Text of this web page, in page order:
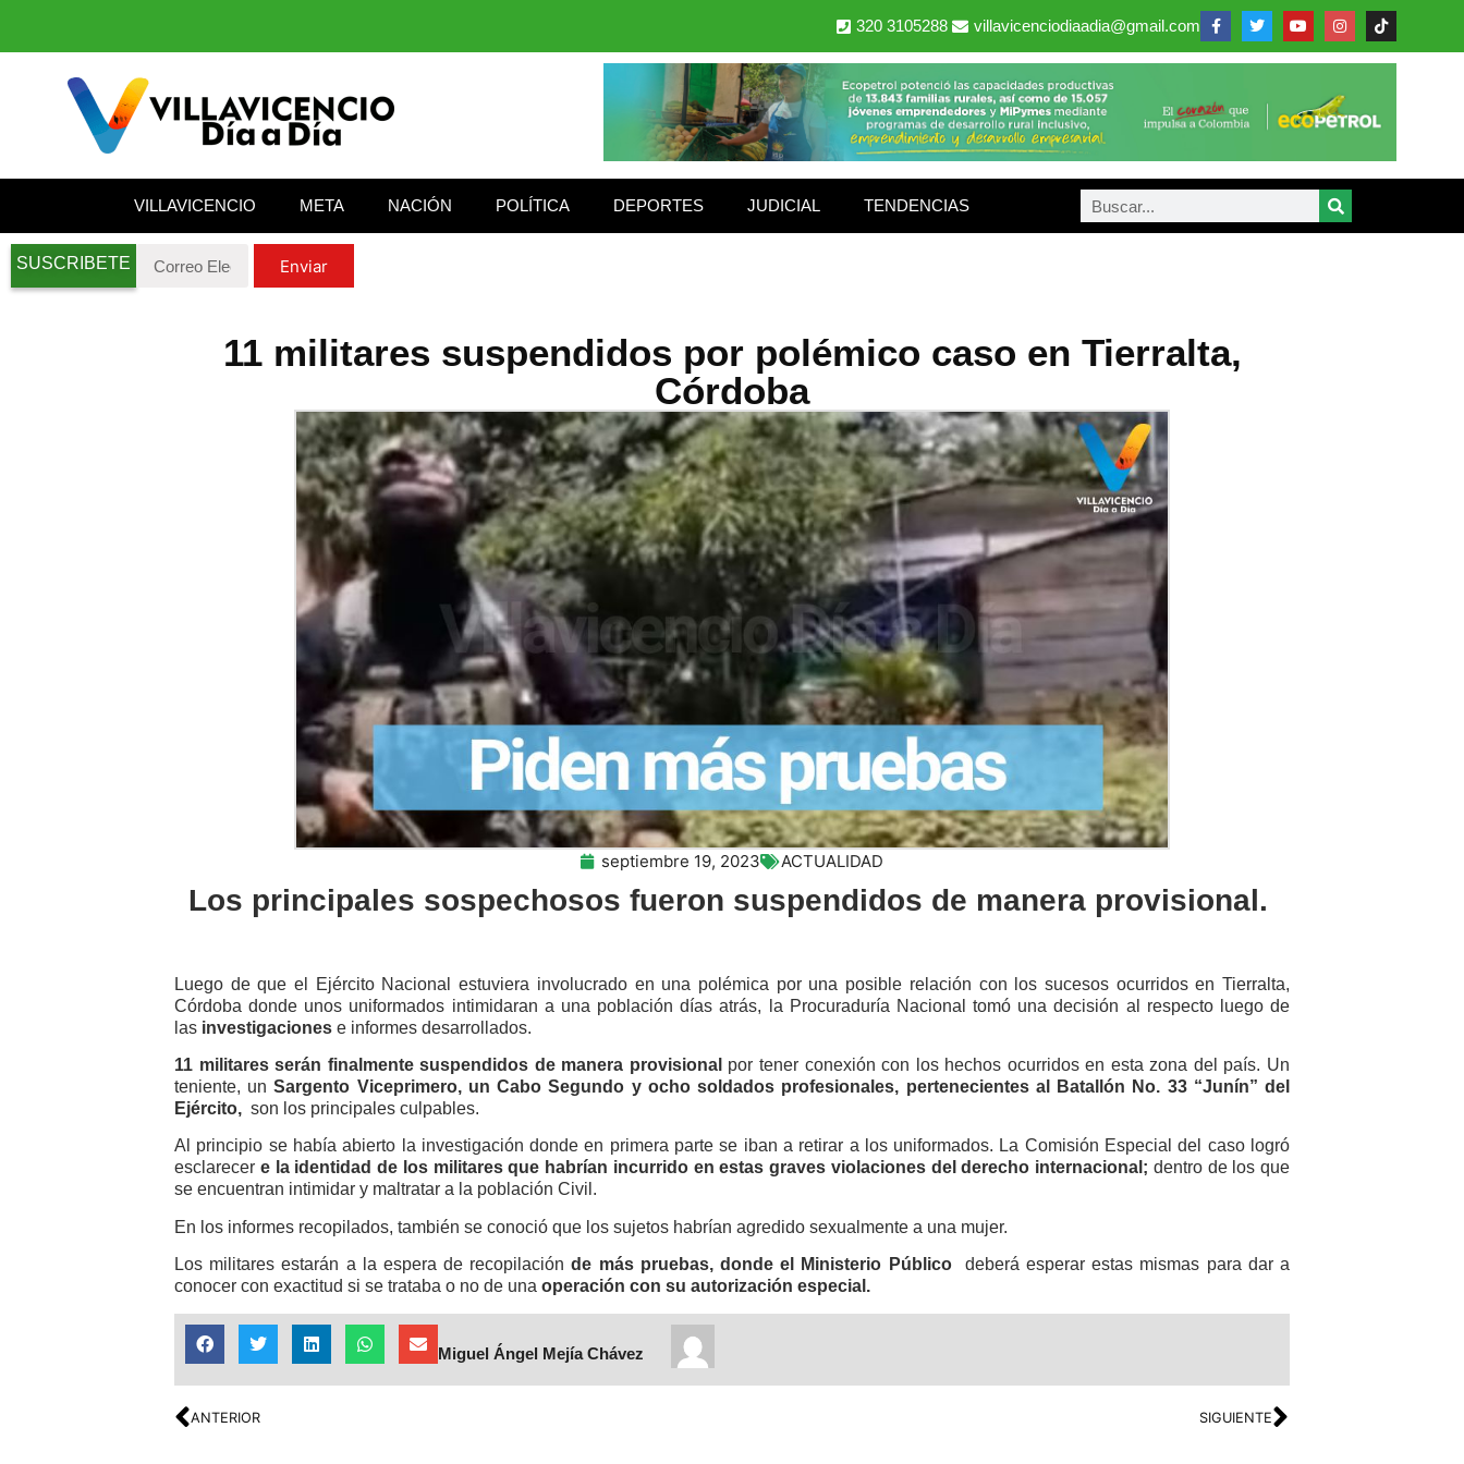
320 3105288 villavicenciodiaadia@gmail.com
VILLAVICENCIO META NACIÓN POLÍTICA DEPORTES JUDICIAL TENDENCIAS
SUSCRIBETE Enviar
11 militares suspendidos por polémico caso en Tierralta,
Córdoba
septiembre 19, 2023 ACTUALIDAD
Los principales sospechosos fueron suspendidos de manera provisional.
Luego de que el Ejército Nacional estuviera involucrado en una polémica por una posible relación con los sucesos ocurridos en Tierralta,
Córdoba donde unos uniformados intimidaran a una población días atrás, la Procuraduría Nacional tomó una decisión al respecto luego de
las investigaciones e informes desarrollados.
11 militares serán finalmente suspendidos de manera provisional por tener conexión con los hechos ocurridos en esta zona del país. Un
teniente, unSargento Viceprimero, un Cabo Segundo y ocho soldados profesionales, pertenecientes al Batallón No. 33 “Junín” del
Ejército, son los principales culpables.
Al principio se había abierto la investigación donde en primera parte se iban a retirar a los uniformados. La Comisión Especial del caso logró
esclarecer e la identidad de los militares que habrían incurrido en estas graves violaciones del derecho internacional; dentro de los que
se encuentran intimidar y maltratar a la población Civil.
En los informes recopilados, también se conoció que los sujetos habrían agredido sexualmente a una mujer.
Los militares estarán a la espera de recopilaciónde más pruebas, donde el Ministerio Público deberá esperar estas mismas para dar a
conocer con exactitud si se trataba o no de una operación con su autorización especial.
Miguel Ángel Mejía Chávez
ANTERIOR SIGUIENTE